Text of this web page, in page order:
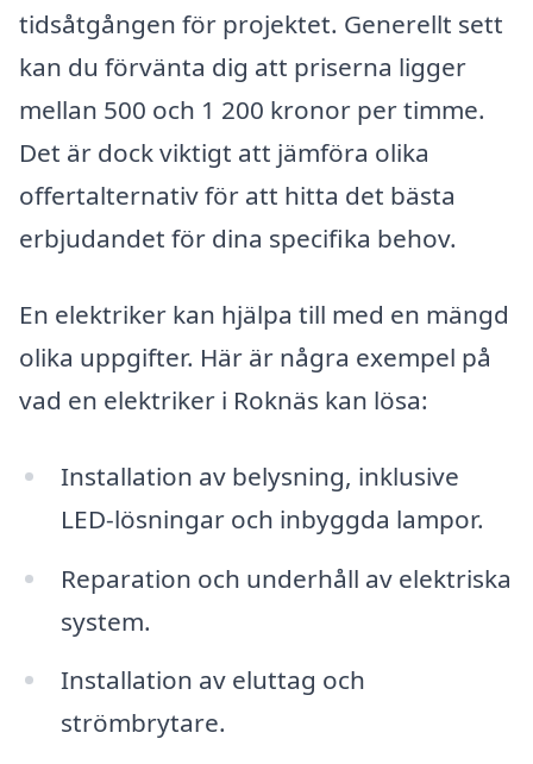
tidsåtgången för projektet. Generellt sett
kan du förvänta dig att priserna ligger
mellan 500 och 1 200 kronor per timme.
Det är dock viktigt att jämföra olika
offertalternativ för att hitta det bästa
erbjudandet för dina specifika behov.
En elektriker kan hjälpa till med en mängd
olika uppgifter. Här är några exempel på
vad en elektriker i Roknäs kan lösa:
Installation av belysning, inklusive
LED-lösningar och inbyggda lampor.
Reparation och underhåll av elektriska
system.
Installation av eluttag och
strömbrytare.